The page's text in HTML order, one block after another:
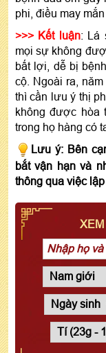
phi, điều may
>>> Kết luận: Lá
mọi sự không
bất lợi, dễ bị
cộ. Ngoài ra,
thì cần lưu ý thị
không được hòa
trong họ hàng có
Lưu ý: Bên
bắt vận hạn và
thông qua việc lập